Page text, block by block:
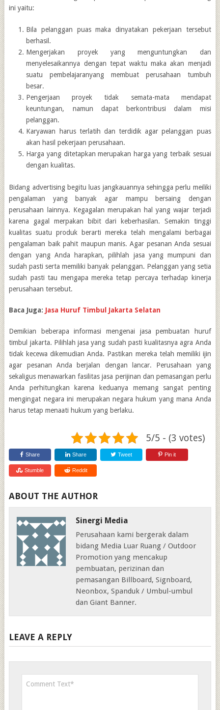
ini yaitu:
Bila pelanggan puas maka dinyatakan pekerjaan tersebut
berhasil.
Mengerjakan proyek yang menguntungkan dan
menyelesaikannya dengan tepat waktu maka akan menjadi
suatu pembelajaranyang membuat perusahaan tumbuh
besar.
Pengerjaan proyek tidak semata-mata mendapat
keuntungan, namun dapat berkontribusi dalam misi
pelanggan.
Karyawan harus terlatih dan terdidik agar pelanggan puas
akan hasil pekerjaan perusahaan.
Harga yang ditetapkan merupakan harga yang terbaik sesuai
dengan kualitas.
Bidang advertising begitu luas jangkauannya sehingga perlu meiliki
pengalaman yang banyak agar mampu bersaing dengan
perusahaan lainnya. Kegagalan merupakan hal yang wajar terjadi
karena gagal merpakan bibit dari keberhasilan. Semakin tinggi
kualitas suatu produk berarti mereka telah mengalami berbagai
pengalaman baik pahit maupun manis. Agar pesanan Anda sesuai
dengan yang Anda harapkan, pilihlah jasa yang mumpuni dan
sudah pasti serta memiliki banyak pelanggan. Pelanggan yang setia
sudah pasti tau mengapa mereka tetap percaya terhadap kinerja
perusahaan tersebut.
Baca Juga: Jasa Huruf Timbul Jakarta Selatan
Demikian beberapa informasi mengenai jasa pembuatan huruf
timbul jakarta. Pilihlah jasa yang sudah pasti kualitasnya agra Anda
tidak kecewa dikemudian Anda. Pastikan mereka telah memiliki ijin
agar pesanan Anda berjalan dengan lancar. Perusahaan yang
sekaligus menawarkan fasilitas jasa perijinan dan pemasangan perlu
Anda perhitungkan karena keduanya memang sangat penting
mengingat negara ini merupakan negara hukum yang mana Anda
harus tetap menaati hukum yang berlaku.
5/5 - (3 votes)
Share Share Tweet Pin it
Stumble Reddit
ABOUT THE AUTHOR
Sinergi Media
Perusahaan kami bergerak dalam
bidang Media Luar Ruang / Outdoor
Promotion yang mencakup
pembuatan, perizinan dan
pemasangan Billboard, Signboard,
Neonbox, Spanduk / Umbul-umbul
dan Giant Banner.
LEAVE A REPLY